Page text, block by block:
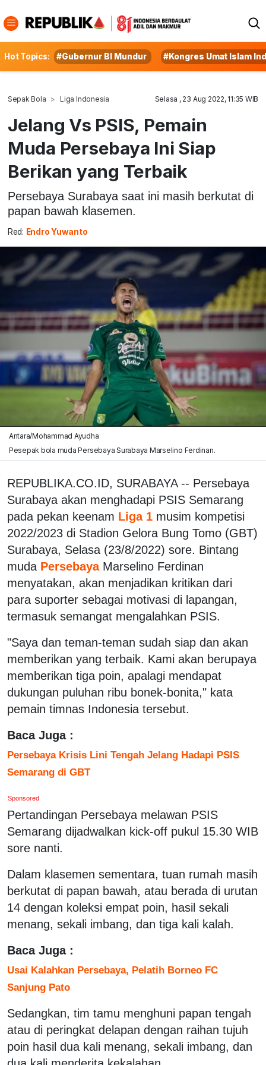
Hot Topics: #Gubernur BI Mundur #Kongres Umat Islam
Sepak Bola Liga Indonesia Selasa , 23 Aug 2022, 11:35 WIB
Jelang Vs PSIS, Pemain
Muda Persebaya Ini Siap
Berikan yang Terbaik
Persebaya Surabaya saat ini masih berkutat di
papan bawah klasemen.
Red: Endro Yuwanto
Antara/Mohammad Ayudha
Pesepak bola muda Persebaya Surabaya Marselino Ferdinan.
REPUBLIKA.CO.ID, SURABAYA -- Persebaya
Surabaya akan menghadapi PSIS Semarang
pada pekan keenam Liga 1 musim kompetisi
2022/2023 di Stadion Gelora Bung Tomo (GBT)
Surabaya, Selasa (23/8/2022) sore. Bintang
muda Persebaya Marselino Ferdinan
menyatakan, akan menjadikan kritikan dari
para suporter sebagai motivasi di lapangan,
termasuk semangat mengalahkan PSIS.
"Saya dan teman-teman sudah siap dan akan
memberikan yang terbaik. Kami akan berupaya
memberikan tiga poin, apalagi mendapat
dukungan puluhan ribu bonek-bonita," kata
pemain timnas Indonesia tersebut.
Baca Juga :
Persebaya Krisis Lini Tengah Jelang Hadapi PSIS
Semarang di GBT
Sponsored
Pertandingan Persebaya melawan PSIS
Semarang dijadwalkan kick-off pukul 15.30 WIB
sore nanti.
Dalam klasemen sementara, tuan rumah masih
berkutat di papan bawah, atau berada di urutan
14 dengan koleksi empat poin, hasil sekali
menang, sekali imbang, dan tiga kali kalah.
Baca Juga :
Usai Kalahkan Persebaya, Pelatih Borneo FC
Sanjung Pato
Sedangkan, tim tamu menghuni papan tengah
atau di peringkat delapan dengan raihan tujuh
poin hasil dua kali menang, sekali imbang, dan